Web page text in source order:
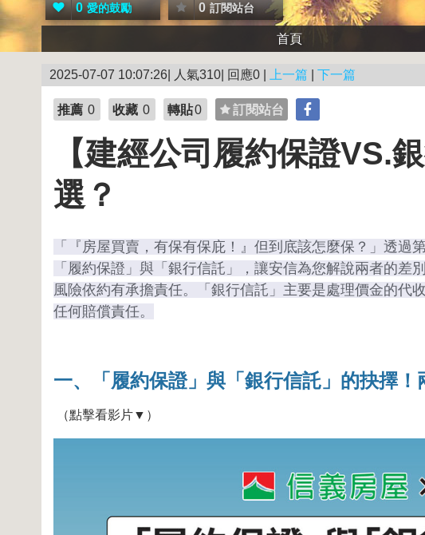
0 愛的鼓勵 0 訂閱站台
首頁
2025-07-07 10:07:26| 人氣310| 回應0 | 上一篇 下一篇
推薦 0 收藏 0 轉貼0 訂閱站台
【建經公司履約保證VS.
選？
「『房屋買賣，有保有保庇！』但到底該怎麼保？」透
「履約保證」與「銀行信託」，讓安信為您解說兩者的
風險依約有承擔責任。「銀行信託」主要是處理價金的代
任何賠償責任。
一、「履約保證」與「銀行信託」的抉擇！
（點擊看影片▼）